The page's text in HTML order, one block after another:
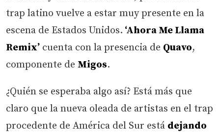
trap latino vuelve a estar muy presente en la
escena de Estados Unidos. ‘Ahora Me Llama
Remix’ cuenta con la presencia de Quavo,
componente de Migos.
¿Quién se esperaba algo así? Está más que
claro que la nueva oleada de artistas en el trap
procedente de América del Sur está dejando